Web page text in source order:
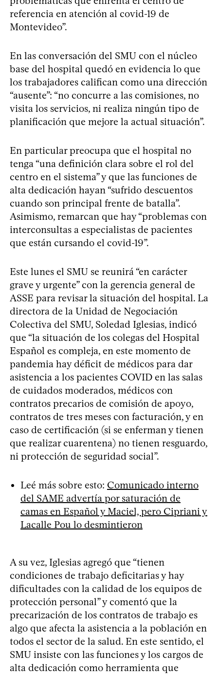
referencia en atención al covid-19 de
Montevideo”.
En las conversación del SMU con el núcleo
base del hospital quedó en evidencia lo que
los trabajadores califican como una dirección
“ausente”: “no concurre a las comisiones, no
visita los servicios, ni realiza ningún tipo de
planificación que mejore la actual situación”.
En particular preocupa que el hospital no
tenga “una definición clara sobre el rol del
centro en el sistema” y que las funciones de
alta dedicación hayan “sufrido descuentos
cuando son principal frente de batalla”.
Asimismo, remarcan que hay “problemas con
interconsultas a especialistas de pacientes
que están cursando el covid-19”.
Este lunes el SMU se reunirá “en carácter
grave y urgente” con la gerencia general de
ASSE para revisar la situación del hospital. La
directora de la Unidad de Negociación
Colectiva del SMU, Soledad Iglesias, indicó
que “la situación de los colegas del Hospital
Español es compleja, en este momento de
pandemia hay déficit de médicos para dar
asistencia a los pacientes COVID en las salas
de cuidados moderados, médicos con
contratos precarios de comisión de apoyo,
contratos de tres meses con facturación, y en
caso de certificación (si se enferman y tienen
que realizar cuarentena) no tienen resguardo,
ni protección de seguridad social”.
Leé más sobre esto: Comunicado interno
del SAME advertía por saturación de
camas en Español y Maciel, pero Cipriani y
Lacalle Pou lo desmintieron
A su vez, Iglesias agregó que “tienen
condiciones de trabajo deficitarias y hay
dificultades con la calidad de los equipos de
protección personal” y comentó que la
precarización de los contratos de trabajo es
algo que afecta la asistencia a la población en
todos el sector de la salud. En este sentido, el
SMU insiste con las funciones y los cargos de
alta dedicación como herramienta que